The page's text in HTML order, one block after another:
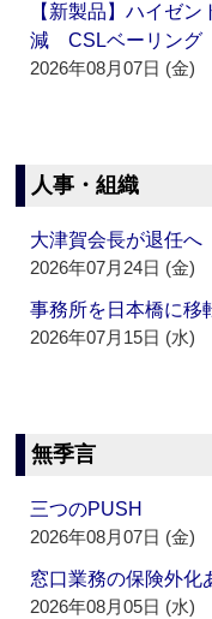
【新製品】ハイゼ
減 CSLベーリング
2026年08月07日 (金)
人事・組織
大津賀会長が退任
2026年07月24日 (金)
事務所を日本橋に
2026年07月15日 (水)
無季言
三つのPUSH
2026年08月07日 (金)
窓口業務の保険外化
2026年08月05日 (水)